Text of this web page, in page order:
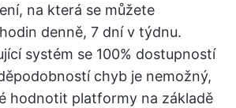
na která se můžete
denně, 7 dní v týdnu.
systém se 100% dostupností
chyb je nemožný,
hodnotit platformy na základě